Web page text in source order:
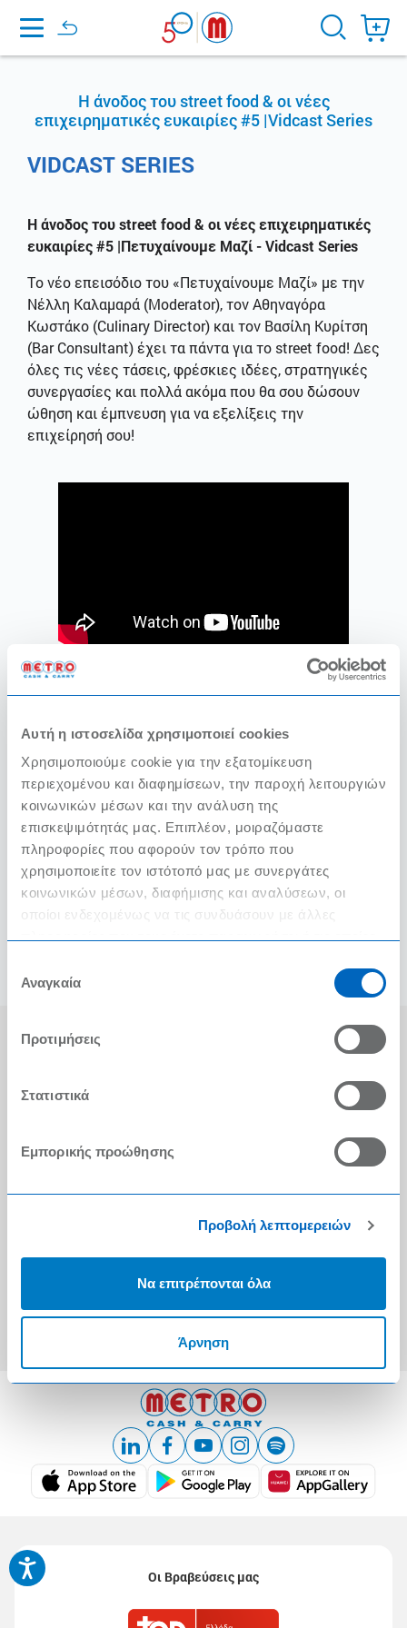
Αυτή η ιστοσελίδα χρησιμοποιεί cookies
Χρησιμοποιούμε cookie για την εξατομίκευση
περιεχομένου και διαφημίσεων, την παροχή λειτουργιών
κοινωνικών μέσων και την ανάλυση της
επισκεψιμότητάς μας. Επιπλέον, μοιραζόμαστε
πληροφορίες που αφορούν τον τρόπο που
χρησιμοποιείτε τον ιστότοπό μας με συνεργάτες
κοινωνικών μέσων, διαφήμισης και αναλύσεων, οι
οποίοι ενδεχομένως να τις συνδυάσουν με άλλες
των υπηρεσιών τους.
συγκατάθεσης
Αναγκαία
Προτιμήσεις
Στατιστικά
Εμπορικής προώθησης
Προβολή λεπτομερειών
Να επιτρέπονται όλα
Άρνηση
Home
Η άνοδος του street food & οι νέες
επιχειρηματικές ευκαιρίες #5 |Vidcast Series
VIDCAST SERIES
Η άνοδος του street food & οι νέες επιχειρηματικές
ευκαιρίες #5 |Πετυχαίνουμε Μαζί - Vidcast Series
Tο νέο επεισόδιο του «Πετυχαίνουμε Μαζί» με την
Νέλλη Καλαμαρά (Moderator), τον Αθηναγόρα
Κωστάκο (Culinary Director) και τον Βασίλη Κυρίτση
(Bar Consultant) έχει τα πάντα για το street food! Δες
όλες τις νέες τάσεις, φρέσκιες ιδέες, στρατηγικές
συνεργασίες και πολλά ακόμα που θα σου δώσουν
ώθηση και έμπνευση για να εξελίξεις την
επιχείρησή σου!
Πετυχαίνουμε Μαζί
Vidcast Series
Αγορές στα METRO Cash & Carry
Διασφάλιση Ποιότητας
Press Kit
Ο λογαριασμός μου
Τα METRO Cash & Carry δίπλα σας
Εταιρική Κοινωνική Ευθύνη
Οι Βραβεύσεις μας